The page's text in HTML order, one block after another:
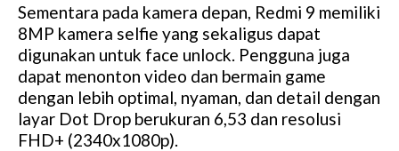
Sementara pada kamera depan, Redmi 9 memiliki
8MP kamera selfie yang sekaligus dapat
digunakan untuk face unlock. Pengguna juga
dapat menonton video dan bermain game
dengan lebih optimal, nyaman, dan detail dengan
layar Dot Drop berukuran 6,53 dan resolusi
FHD+ (2340x1080p).